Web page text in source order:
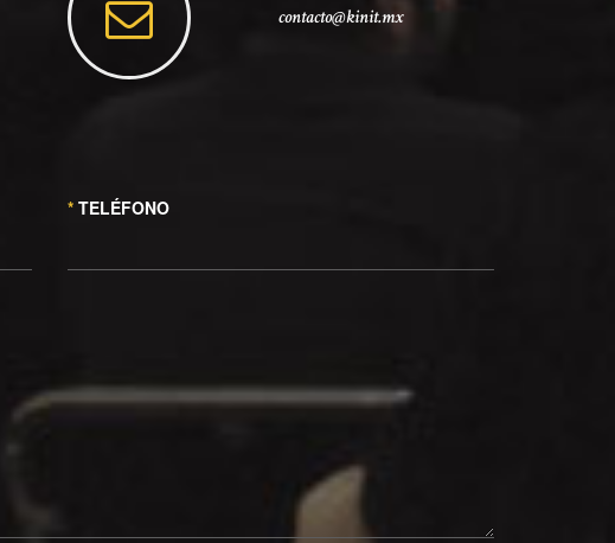
contacto@kinit.mx
* TELÉFONO